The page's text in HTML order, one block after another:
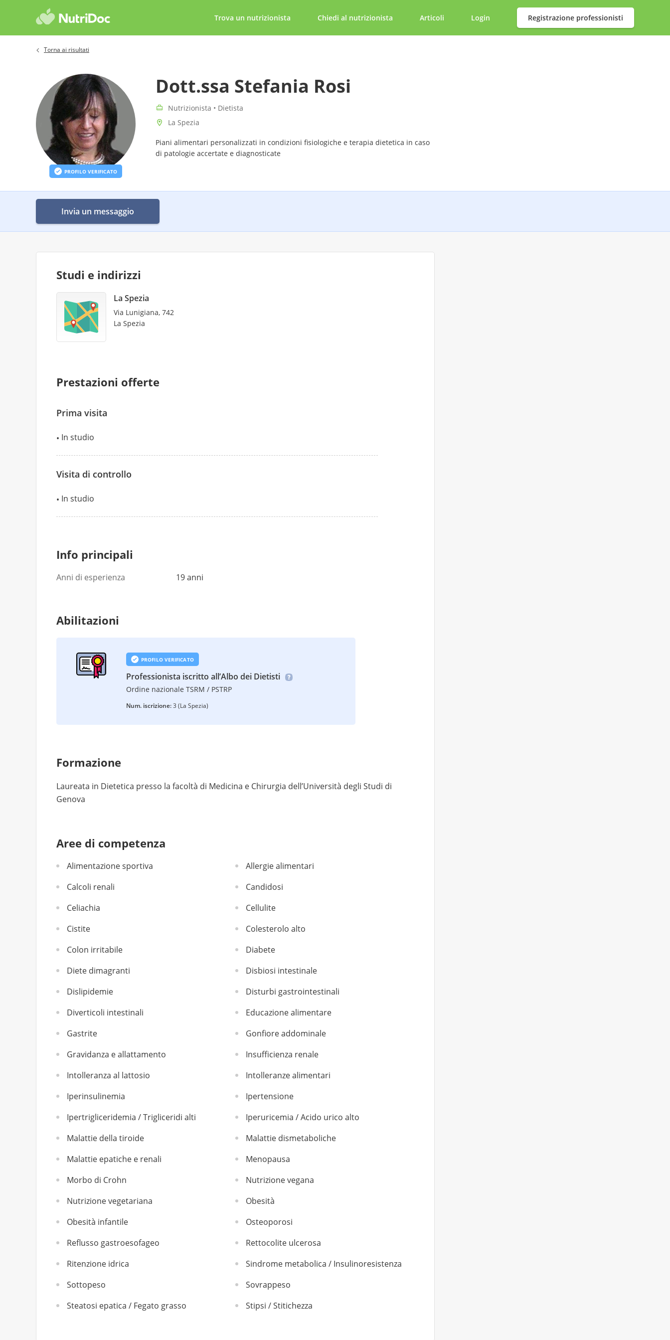
Trova un nutrizionista Chiedi al nutrizionista Articoli Login Registrazione professionisti
Torna ai risultati
PROFILO VERIFICATO
Dott.ssa Stefania Rosi
Nutrizionista • Dietista
La Spezia
Piani alimentari personalizzati in condizioni fisiologiche e terapia dietetica in caso
di patologie accertate e diagnosticate
Invia un messaggio
Studi e indirizzi
La Spezia
Via Lunigiana, 742
La Spezia
Prestazioni offerte
Prima visita
In studio
Visita di controllo
In studio
Info principali
Anni di esperienza 19 anni
Abilitazioni
PROFILO VERIFICATO
Professionista iscritto all’Albo dei Dietisti
Ordine nazionale TSRM / PSTRP
Num. iscrizione:3 (La Spezia)
Formazione
Laureata in Dietetica presso la facoltà di Medicina e Chirurgia dell’Università degli Studi di
Genova
Aree di competenza
Alimentazione sportiva
Allergie alimentari
Calcoli renali
Candidosi
Celiachia
Cellulite
Cistite
Colesterolo alto
Colon irritabile
Diabete
Diete dimagranti
Disbiosi intestinale
Dislipidemie
Disturbi gastrointestinali
Diverticoli intestinali
Educazione alimentare
Gastrite
Gonfiore addominale
Gravidanza e allattamento
Insufficienza renale
Intolleranza al lattosio
Intolleranze alimentari
Iperinsulinemia
Ipertensione
Ipertrigliceridemia / Trigliceridi alti
Iperuricemia / Acido urico alto
Malattie della tiroide
Malattie dismetaboliche
Malattie epatiche e renali
Menopausa
Morbo di Crohn
Nutrizione vegana
Nutrizione vegetariana
Obesità
Obesità infantile
Osteoporosi
Reflusso gastroesofageo
Rettocolite ulcerosa
Ritenzione idrica
Sindrome metabolica / Insulinoresistenza
Sottopeso
Sovrappeso
Steatosi epatica / Fegato grasso
Stipsi / Stitichezza